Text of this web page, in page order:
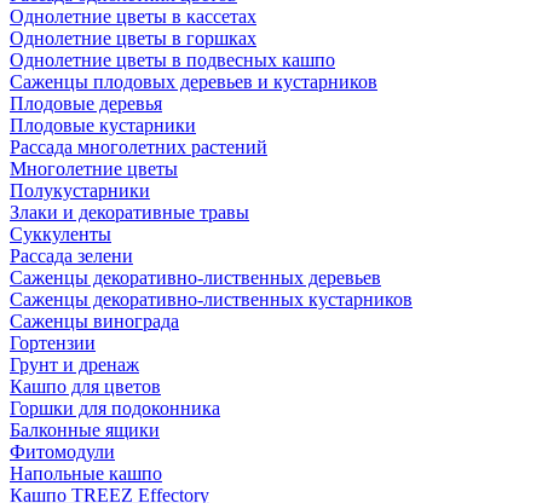
Однолетние цветы в кассетах
Однолетние цветы в горшках
Однолетние цветы в подвесных кашпо
Саженцы плодовых деревьев и кустарников
Плодовые деревья
Плодовые кустарники
Рассада многолетних растений
Многолетние цветы
Полукустарники
Злаки и декоративные травы
Суккуленты
Рассада зелени
Саженцы декоративно-лиственных деревьев
Саженцы декоративно-лиственных кустарников
Саженцы винограда
Гортензии
Грунт и дренаж
Кашпо для цветов
Горшки для подоконника
Балконные ящики
Фитомодули
Напольные кашпо
Кашпо TREEZ Effectory